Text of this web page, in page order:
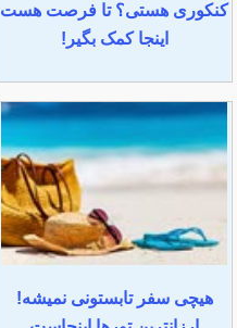
کنکوری هستی؟ تا فرصت هست
اینجا کمک بگیر!
هیچی سفر تابستونی نمیشه!